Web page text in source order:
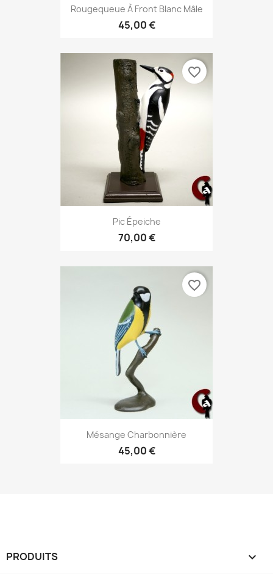
Rougequeue À Front Blanc Mâle
45,00 €
Pic Épeiche
70,00 €
favorite_border
Mésange Charbonnière
45,00 €
favorite_border
PRODUITS 